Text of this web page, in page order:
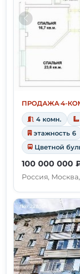
ПРОДАЖА·4-
4 комн.
этажность 6
Цветной
100 000 000
Россия,